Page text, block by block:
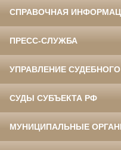
СПРАВОЧНАЯ
ПРЕСС-СЛУЖБА
УПРАВЛЕНИЕ
СУДЫ СУБЪЕКТА РФ
МУНИЦИПАЛЬНЫЕ